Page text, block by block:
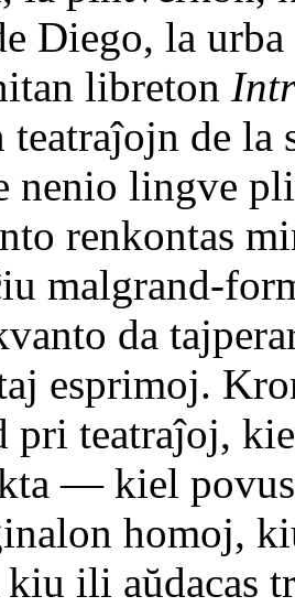
Diego, la
libreton
de la
nenio lingve
renkontas
malgrand-
da
esprimoj.
pri teatraĵoj,
— kiel
homoj,
ili aŭdacas